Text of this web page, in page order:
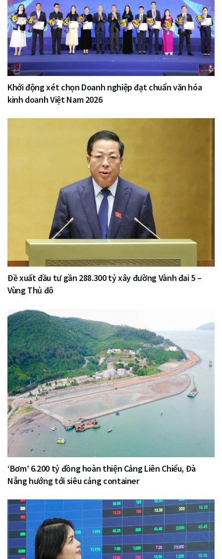
Khởi động xét chọn Doanh nghiệp đạt chuẩn văn hóa
kinh doanh Việt Nam 2026
Đề xuất đầu tư gần 288.300 tỷ xây đường Vành đai 5 –
Vùng Thủ đô
‘Bơm’ 6.200 tỷ đồng hoàn thiện Cảng Liên Chiểu, Đà
Nẵng hướng tới siêu cảng container